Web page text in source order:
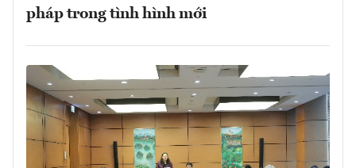
pháp trong tình hình mới